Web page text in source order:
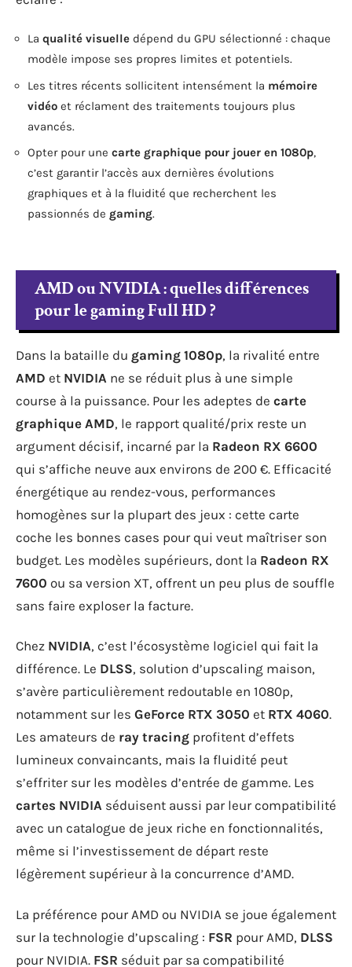
La qualité visuelle dépend du GPU sélectionné : chaque
modèle impose ses propres limites et potentiels.
Les titres récents sollicitent intensément la mémoire
vidéo et réclament des traitements toujours plus
avancés.
Opter pour une carte graphique pour jouer en 1080p,
c’est garantir l’accès aux dernières évolutions
graphiques et à la fluidité que recherchent les
passionnés de gaming.
AMD ou NVIDIA : quelles différences
pour le gaming Full HD ?
Dans la bataille du gaming 1080p, la rivalité entre
AMD et NVIDIA ne se réduit plus à une simple
course à la puissance. Pour les adeptes de carte
graphique AMD, le rapport qualité/prix reste un
argument décisif, incarné par la Radeon RX 6600
qui s’affiche neuve aux environs de 200 €. Efficacité
énergétique au rendez-vous, performances
homogènes sur la plupart des jeux : cette carte
coche les bonnes cases pour qui veut maîtriser son
budget. Les modèles supérieurs, dont la Radeon RX
7600 ou sa version XT, offrent un peu plus de souffle
sans faire exploser la facture.
Chez NVIDIA, c’est l’écosystème logiciel qui fait la
différence. Le DLSS, solution d’upscaling maison,
s’avère particulièrement redoutable en 1080p,
notamment sur les GeForce RTX 3050 et RTX 4060.
Les amateurs de ray tracing profitent d’effets
lumineux convaincants, mais la fluidité peut
s’effriter sur les modèles d’entrée de gamme. Les
cartes NVIDIA séduisent aussi par leur compatibilité
avec un catalogue de jeux riche en fonctionnalités,
même si l’investissement de départ reste
légèrement supérieur à la concurrence d’AMD.
La préférence pour AMD ou NVIDIA se joue également
sur la technologie d’upscaling : FSR pour AMD, DLSS
pour NVIDIA. FSR séduit par sa compatibilité